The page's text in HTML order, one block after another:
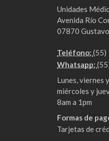
Unidades
Avenida Río
07870
Teléfono: (55)
Whatsapp:
Lunes, viernes
miércoles y
8am a 1pm
Formas de
Tarjetas de